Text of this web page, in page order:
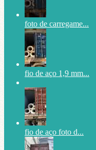
foto de carregame...
fio de aço 1,9 mm...
fio de aço foto d...